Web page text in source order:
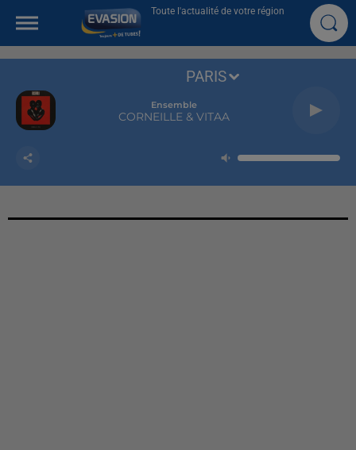
Toute l'actualité de votre région
Ensemble
CORNEILLE & VITAA
PARIS